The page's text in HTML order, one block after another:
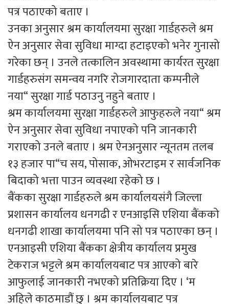
पत्र पठाएको बताए ।
उनका अनुसार श्रम कार्यालयमा सुरक्षा गार्डहरुले श्रम
ऐन अनुसार सेवा सुविधा माग्दा हटाइएको भनेर गुनासो
गरेका छन् । उनले तत्कालिन अवस्थामा कार्यरत सुरक्षा
गार्डहरुसंग समन्वय नगरि रोजगारदाता कम्पनीले
नया“ सुरक्षा गार्ड पठाउनु नहुने बताए ।
श्रम कार्यालयमा सुरक्षा गार्डहरुले आफुहरुले नया“ श्रम
ऐन अनुसार सेवा सुविधा नपाएको पनि जानकारी
गराएको उनले बताए । श्रम ऐनअनुसार न्यूनतम तलब
१३ हजार पा“च सय, पोसाक, ओभरटाइम र सार्वजनिक
बिदाको भत्ता पाउन व्यवस्था रहेको छ ।
बैंकका सुरक्षा गार्डहरुले श्रम कार्यालयसंगै जिल्ला
प्रशासन कार्यालय धनगढी र एनआइसि एशिया बैंकको
धनगढी शाखा कार्यालयमा पनि सो पत्र पठाएका छन् ।
एनआइसी एशिया बैंकका क्षेत्रीय कार्यालय प्रमुख
टेकराज भट्टले श्रम कार्यालयबाट पत्र आएको बारे
आफुलाई जानकारी नभएको प्रतिक्रिया दिए । ‘म
अहिले काठमाडौं छु । श्रम कार्यालयबाट पत्र